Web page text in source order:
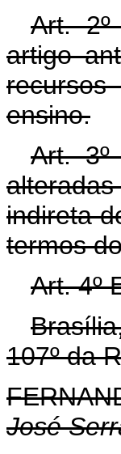
Art.
artigo
ensino.
Art. 3º
indireta
termos
Art. 4º
107º da
José